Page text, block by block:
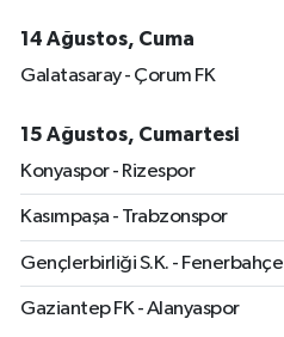
14 Ağustos, Cuma
Galatasaray - Çorum FK
15 Ağustos, Cumartesi
Konyaspor - Rizespor
Kasımpaşa - Trabzonspor
Gençlerbirliği S.K. - Fenerbahçe
Gaziantep FK - Alanyaspor